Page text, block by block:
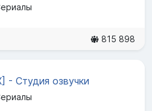
815 898
- Студия озвучки